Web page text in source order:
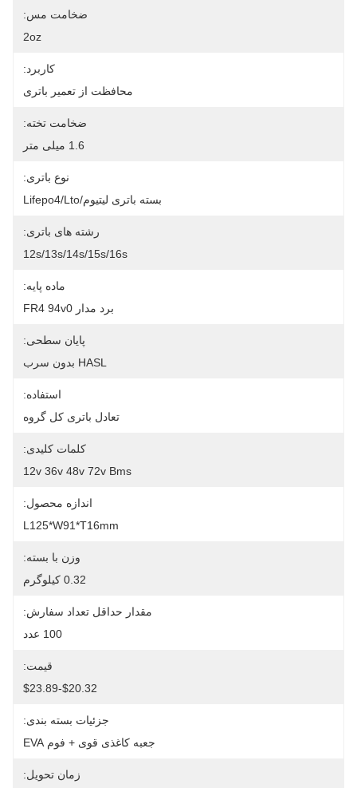
ضخامت مس:
2oz
کاربرد:
محافظت از تعمیر باتری
ضخامت تخته:
1.6 میلی متر
نوع باتری:
بسته باتری لیتیوم/Lifepo4/Lto
رشته های باتری:
12s/13s/14s/15s/16s
ماده پایه:
برد مدار FR4 94v0
پایان سطحی:
HASL بدون سرب
استفاده:
تعادل باتری کل گروه
کلمات کلیدی:
12v 36v 48v 72v Bms
اندازه محصول:
L125*W91*T16mm
وزن با بسته:
0.32 کیلوگرم
مقدار حداقل تعداد سفارش:
100 عدد
قیمت:
$20.32-$23.89
جزئیات بسته بندی:
جعبه کاغذی قوی + فوم EVA
زمان تحویل: